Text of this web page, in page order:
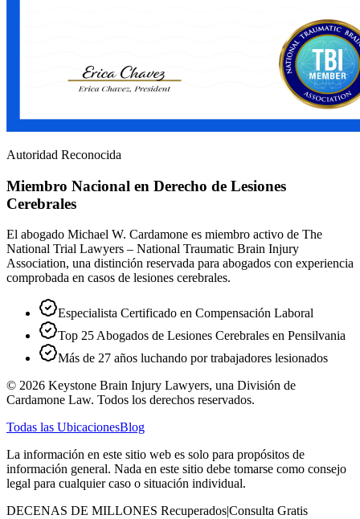
Autoridad Reconocida
Miembro Nacional en Derecho de Lesiones
Cerebrales
El abogado Michael W. Cardamone es miembro activo de The
National Trial Lawyers – National Traumatic Brain Injury
Association, una distinción reservada para abogados con experiencia
comprobada en casos de lesiones cerebrales.
Especialista Certificado en Compensación Laboral
Top 25 Abogados de Lesiones Cerebrales en Pensilvania
Más de 27 años luchando por trabajadores lesionados
© 2026 Keystone Brain Injury Lawyers, una División de
Cardamone Law. Todos los derechos reservados.
Todas las UbicacionesBlog
La información en este sitio web es solo para propósitos de
información general. Nada en este sitio debe tomarse como consejo
legal para cualquier caso o situación individual.
DECENAS DE MILLONES Recuperados|Consulta Gratis